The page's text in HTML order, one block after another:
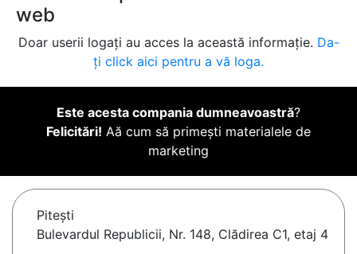
web
Doar userii logați au acces la această informație. Da-
ți click aici pentru a vă loga.
Este acesta compania dumneavoastră?
Felicitări! Aă cum să primești materialele de
marketing
Piteşti
Bulevardul Republicii, Nr. 148, Clădirea C1, etaj 4